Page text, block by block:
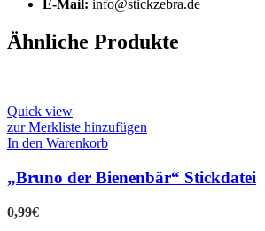
E-Mail: info@stickzebra.de
Ähnliche Produkte
Quick view
zur Merkliste hinzufügen
In den Warenkorb
„Bruno der Bienenbär“ Stickdatei
0,99€